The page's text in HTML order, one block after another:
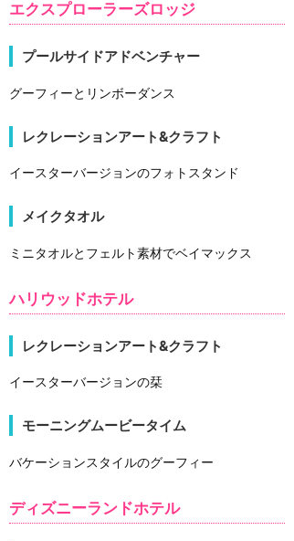
エクスプローラーズロッジ
プールサイドアドベンチャー
グーフィーとリンボーダンス
レクレーションアート&クラフト
イースターバージョンのフォトスタンド
メイクタオル
ミニタオルとフェルト素材でベイマックス
ハリウッドホテル
レクレーションアート&クラフト
イースターバージョンの栞
モーニングムービータイム
バケーションスタイルのグーフィー
ディズニーランドホテル